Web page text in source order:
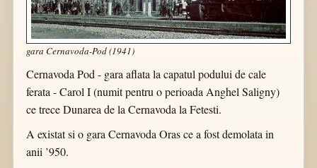
gara Cernavoda-Pod (1941)
Cernavoda Pod - gara aflata la capatul podului de cale
ferata - Carol I (numit pentru o perioada Anghel Saligny)
ce trece Dunarea de la Cernavoda la Fetesti.
A existat si o gara Cernavoda Oras ce a fost demolata in
anii ’950.